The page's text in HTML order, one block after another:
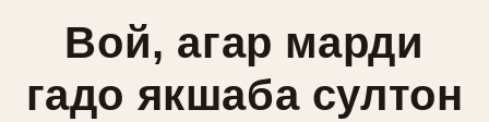
Вой, агар марди
гадо якшаба султон